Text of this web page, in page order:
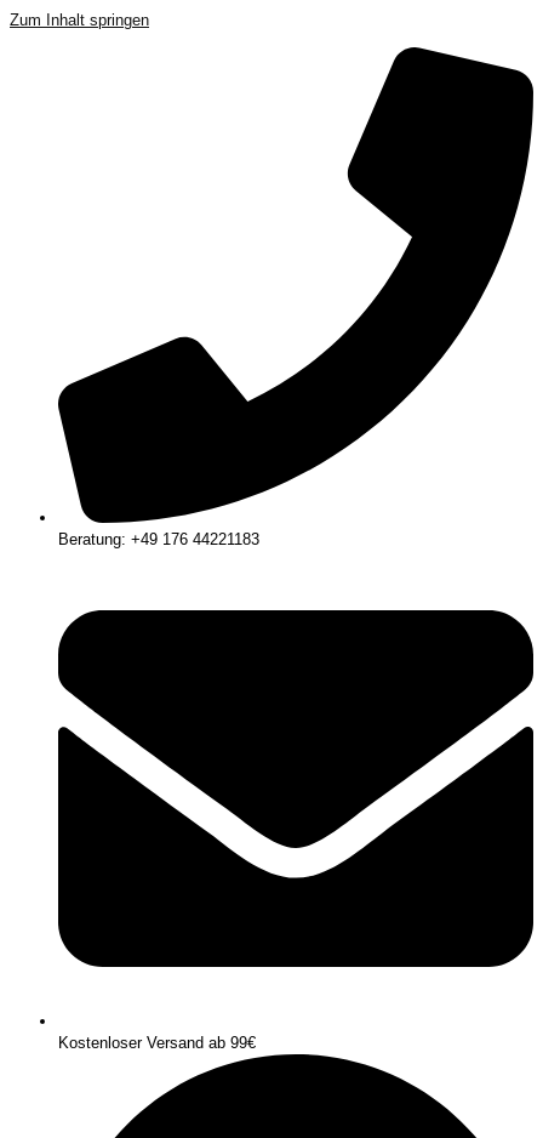
Zum Inhalt springen
Beratung: +49 176 44221183
Kostenloser Versand ab 99€